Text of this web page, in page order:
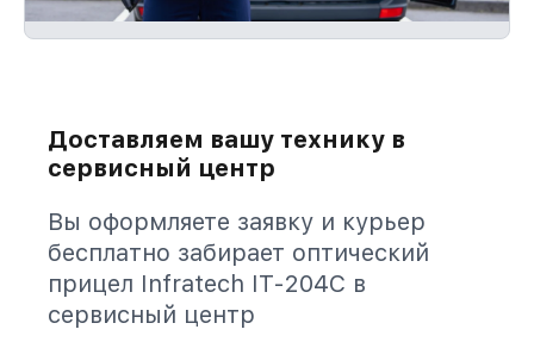
Доставляем вашу технику в
сервисный центр
Вы оформляете заявку и курьер
бесплатно забирает оптический
прицел Infratech IT-204C в
сервисный центр